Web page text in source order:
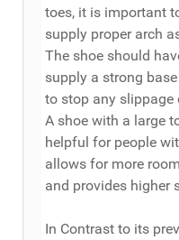
toes, it is important
supply proper arch
The shoe should
supply a strong
to stop any slippage
A shoe with a large
helpful for people
allows for more
and provides higher
In Contrast to its